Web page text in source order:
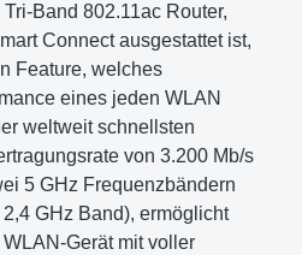
Band 802.11ac Router,
Connect ausgestattet ist,
Feature, welches
eines jeden WLAN
weltweit schnellsten
von 3.200 Mb/s
5 GHz Frequenzbändern
GHz Band), ermöglicht
Gerät mit voller